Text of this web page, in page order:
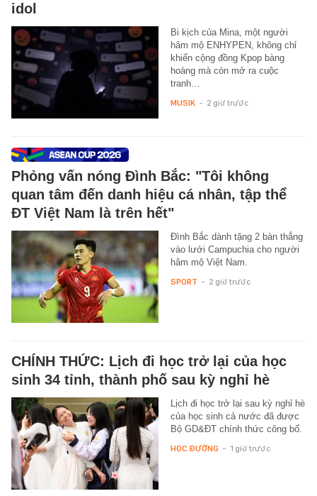
idol
Bi kịch của Mina, một người
hâm mộ ENHYPEN, không chỉ
khiến cộng đồng Kpop bàng
hoàng mà còn mở ra cuộc
tranh…
MUSIK - 2 giờ trước
Phỏng vấn nóng Đình Bắc: "Tôi không
quan tâm đến danh hiệu cá nhân, tập thể
ĐT Việt Nam là trên hết"
Đình Bắc dành tặng 2 bàn thắng
vào lưới Campuchia cho người
hâm mộ Việt Nam.
SPORT - 2 giờ trước
CHÍNH THỨC: Lịch đi học trở lại của học
sinh 34 tỉnh, thành phố sau kỳ nghỉ hè
Lịch đi học trở lại sau kỳ nghỉ hè
của học sinh cả nước đã được
Bộ GD&ĐT chính thức công bố.
HỌC ĐƯỜNG - 1 giờ trước